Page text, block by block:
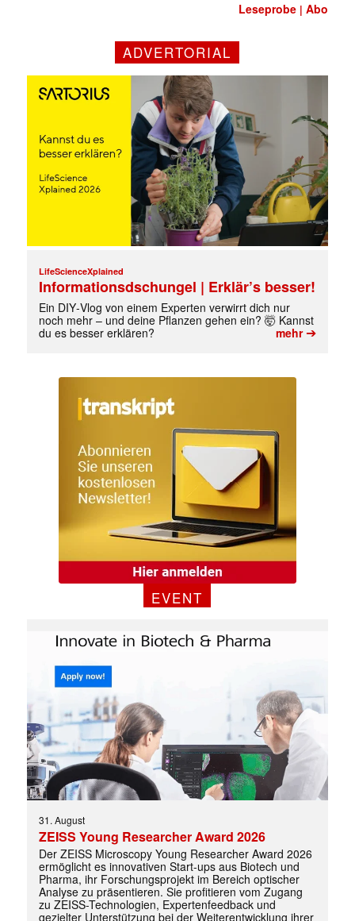
Mit dem |transkript-Newsletter
jede Woche aktuell informiert.
✕
E-
Mail
Leseprobe |Abo
ADVERTORIAL
LifeScienceXplained
Informationsdschungel | Erklär’s besser!
Ein DIY‑Vlog von einem Experten verwirrt dich nur
noch mehr – und deine Pflanzen gehen ein? 🤯 Kannst
du es besser erklären?
mehr➔
EVENT
31. August
ZEISS Young Researcher Award 2026
Der ZEISS Microscopy Young Researcher Award 2026
ermöglicht es innovativen Start-ups aus Biotech und
Pharma, ihr Forschungsprojekt im Bereich optischer
Analyse zu präsentieren. Sie profitieren vom Zugang
zu ZEISS-Technologien, Expertenfeedback und
gezielter Unterstützung bei der Weiterentwicklung ihrer